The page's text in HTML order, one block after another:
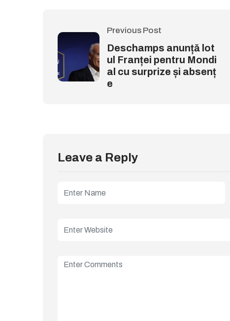
Previous Post
Deschamps anunță lot
ul Franței pentru Mondi
al cu surprize și absenț
e
Leave a Reply